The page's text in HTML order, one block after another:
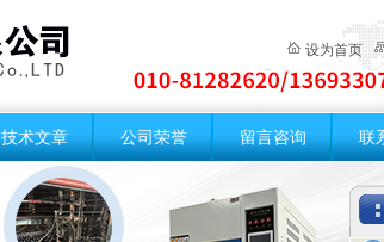
设为首页
技术文章 公司荣誉 留言咨询 联